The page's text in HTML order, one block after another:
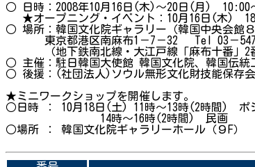
○ 日時：2008年10月16日(木)～20日(月)
★オープニング・イベント：10月16日(
○ 場所：韓国文化院ギャラリー（韓国中央会館
東京都港区南麻布1－7－32 Tel 03－5476
（地下鉄南北線・大江戸線「麻布十番」2番
○ 主催：駐日韓国大使館 韓国文化院、韓
○ 後援：(社団法人)ソウル無形文化財技能保存
★ミニワークショップを開催します。
○日時 ： 10月18日(土) 11時～13時(2時間) ポ
14時～16時(2時間
○場所 ： 韓国文化院ギャラリーホール（９F）